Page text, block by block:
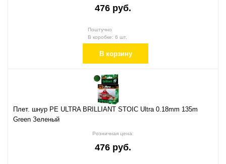
476 руб.
Поштучно
В коробке: 6 шт.
В корзину
Плет. шнур PE ULTRA BRILLIANT STOIC Ultra 0.18mm 135m
Green Зеленый
Розничная цена:
476 руб.